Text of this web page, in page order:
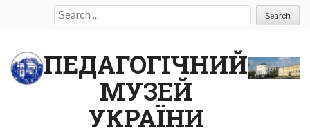
Search
for:
ПЕДАГОГІЧНИЙ
МУЗЕЙ
УКРАЇНИ